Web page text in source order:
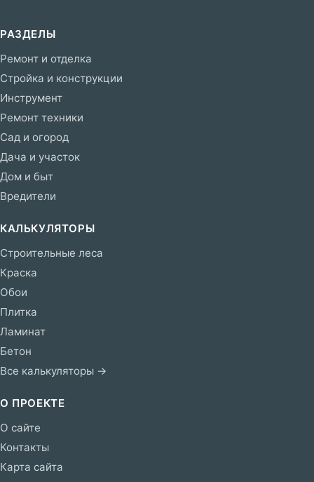
РАЗДЕЛЫ
Ремонт и отделка
Стройка и конструкции
Инструмент
Ремонт техники
Сад и огород
Дача и участок
Дом и быт
Вредители
КАЛЬКУЛЯТОРЫ
Строительные леса
Краска
Обои
Плитка
Ламинат
Бетон
Все калькуляторы →
О ПРОЕКТЕ
О сайте
Контакты
Карта сайта